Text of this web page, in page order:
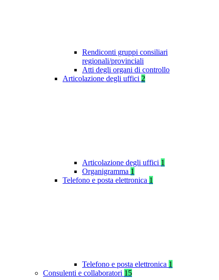
Rendiconti gruppi consiliari
regionali/provinciali
Atti degli organi di controllo
Articolazione degli uffici 2
Articolazione degli uffici 1
Organigramma 1
Telefono e posta elettronica 1
Telefono e posta elettronica 1
Consulenti e collaboratori 15